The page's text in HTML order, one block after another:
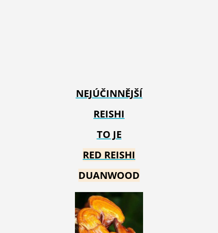
NEJÚČINNĚJŠÍ
REISHI
TO JE
RED REISHI
DUANWOOD